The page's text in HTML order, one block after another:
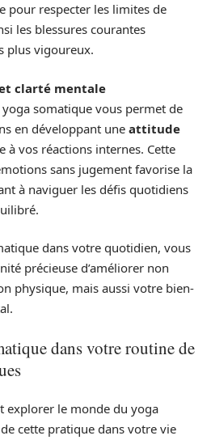
pour respecter les limites de
les blessures courantes
plus vigoureux.
clarté mentale
somatique vous permet de
en développant une attitude
à vos réactions internes. Cette
sans jugement favorise la
à naviguer les défis quotidiens
dans votre quotidien, vous
précieuse d’améliorer non
physique, mais aussi votre bien-
dans votre routine de
explorer le monde du yoga
cette pratique dans votre vie